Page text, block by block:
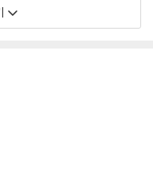
름, 모서리 눌림 및 갈라짐이
미한 인쇄 오류가 발생할 수
판매되기도 합니다. 보호필
포장한 경우, 카톤박스 손상